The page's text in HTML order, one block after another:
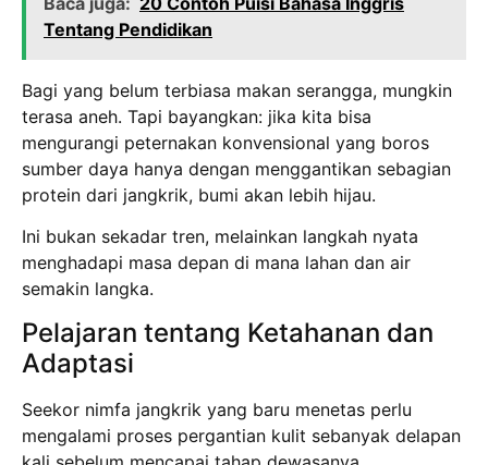
Tentang Pendidikan
Bagi yang belum terbiasa makan serangga, mungkin
terasa aneh. Tapi bayangkan: jika kita bisa
mengurangi peternakan konvensional yang boros
sumber daya hanya dengan menggantikan sebagian
protein dari jangkrik, bumi akan lebih hijau.
Ini bukan sekadar tren, melainkan langkah nyata
menghadapi masa depan di mana lahan dan air
semakin langka.
Pelajaran tentang Ketahanan dan
Adaptasi
Seekor nimfa jangkrik yang baru menetas perlu
mengalami proses pergantian kulit sebanyak delapan